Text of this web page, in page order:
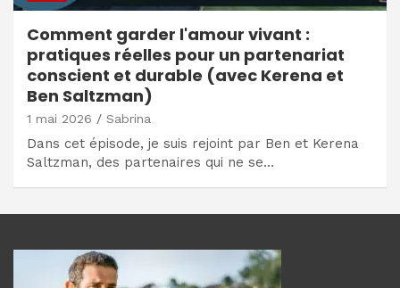
Comment garder l'amour vivant :
pratiques réelles pour un partenariat
conscient et durable (avec Kerena et
Ben Saltzman)
1 mai 2026 Sabrina
Dans cet épisode, je suis rejoint par Ben et Kerena
Saltzman, des partenaires qui ne se…